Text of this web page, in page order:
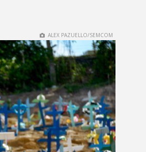
ALEX PAZUELLO/SEMCOM